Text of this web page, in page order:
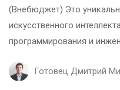
(Внебюджет) Это
искусственного
программирования и
системы, способные...
Готовец Дмитрий